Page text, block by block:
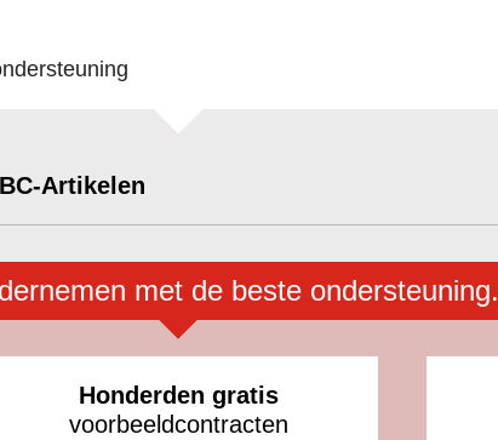
BC-Artikelen
met de beste ondersteuning.
Honderden gratis
voorbeeldcontracten